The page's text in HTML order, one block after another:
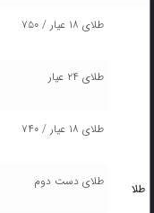
طلا
طلای ۱۸ عیار / ۷۵۰
طلای ۲۴ عیار
طلای ۱۸ عیار / ۷۴۰
طلای دست دوم